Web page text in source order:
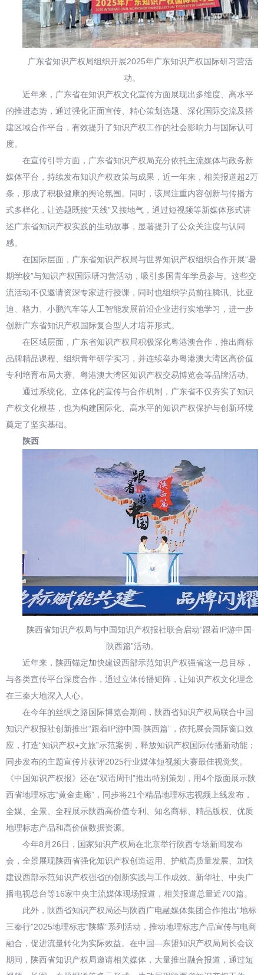
广东省知识产权局组织开展2025年广东知识产权国际研习营活
动。
近年来，广东省在知识产权文化宣传方面展现出多维度、高水平
的推进态势，通过强化正面宣传、精心策划选题、深化国际交流及搭
建区域合作平台，有效提升了知识产权工作的社会影响力与国际认可
度。
在宣传引导方面，广东省知识产权局充分依托主流媒体与政务新
媒体平台，持续发布知识产权政策与成果，近一年来，相关报道超2万
条，形成了积极健康的舆论氛围。同时，该局注重内容创新与传播方
式多样化，让选题既接“天线”又接地气，通过短视频等新媒体形式讲
述广东省知识产权实践的生动故事，显著提升了公众关注度与认同
感。
在国际层面，广东省知识产权局与世界知识产权组织合作开展“暑
期学校”与知识产权国际研习营活动，吸引多国青年学员参与。这些交
流活动不仅邀请资深专家进行授课，同时也组织学员前往腾讯、比亚
迪、格力、小鹏汽车等人工智能发展前沿企业进行实地学习，进一步
创新广东省知识产权国际复合型人才培养形式。
在区域层面，广东省知识产权局积极深化粤港澳合作，推出商标
品牌精品课程、组织青年研学实习，并连续举办粤港澳大湾区高价值
专利培育布局大赛、粤港澳大湾区知识产权交易博览会等品牌活动。
通过系统化、立体化的宣传与合作机制，广东省不仅夯实了知识
产权文化根基，也为构建国际化、高水平的知识产权保护与创新环境
奠定了坚实基础。
陕西
陕西省知识产权局与中国知识产权报社联合启动“跟着IP游中国·
陕西篇”活动。
近年来，陕西锚定加快建设西部示范知识产权强省这一总目标，
与各类宣传平台深度合作，通过立体传播矩阵，让知识产权文化理念
在三秦大地深入人心。
在今年的丝绸之路国际博览会期间，陕西省知识产权局联合中国
知识产权报社创新推出“跟着IP游中国·陕西篇”，依托展会国际窗口效
应，打造“知识产权+文旅”示范案例，释放知识产权国际传播新动能；
同步发布的主题宣传片获评2025行业媒体短视频大赛最佳视觉奖。
《中国知识产权报》还在“双语周刊”推出特别策划，用4个版面展示陕
西省地理标志“黄金走廊”，同步将21个精品地理标志视频上线发布，
全媒、全景、全程展示陕西高价值专利、知名商标、精品版权、优质
地理标志产品和高价值数据资源。
今年8月26日，国家知识产权局在北京举行陕西专场新闻发布
会，全景展现陕西省强化知识产权创造运用、护航高质量发展、加快
建设西部示范知识产权强省的创新实践与工作成效。新华社、中央广
播电视总台等16家中央主流媒体现场报道，相关报道总量近700篇。
此外，陕西省知识产权局还与陕西广电融媒体集团合作推出“地标
三秦行”2025地理标志“陕耀”系列活动，推动地理标志产品宣传与电商
融合，促进流量转化为实际效益。在中国—东盟知识产权局局长会议
期间，陕西省知识产权局邀请相关媒体，大量推出融合报道，通过短